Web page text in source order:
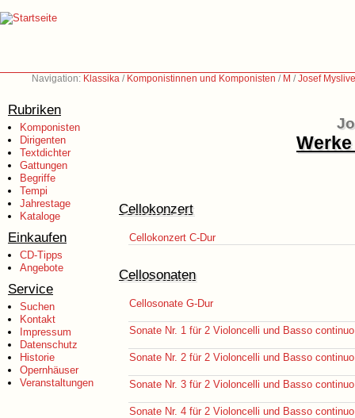
Navigation: Klassika / Komponistinnen und Komponisten / M /Josef
Rubriken
Komponisten
Dirigenten
Textdichter
Gattungen
Begriffe
Tempi
Jahrestage
Kataloge
Einkaufen
CD-Tipps
Angebote
Service
Suchen
Kontakt
Impressum
Datenschutz
Historie
Opernhäuser
Veranstaltungen
Cellokonzert
Cellokonzert C-Dur
Cellosonaten
Cellosonate G-Dur
Sonate Nr. 1 für 2 Violoncelli und Basso continuo
Sonate Nr. 2 für 2 Violoncelli und Basso continuo
Sonate Nr. 3 für 2 Violoncelli und Basso continuo
Sonate Nr. 4 für 2 Violoncelli und Basso continuo